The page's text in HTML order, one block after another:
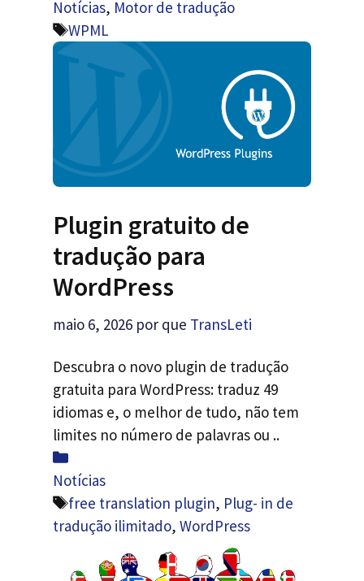
Notícias, Motor de tradução
Etiquetas
WPML
Plugin gratuito de
tradução para
WordPress
maio 6, 2026 por que TransLeti
Descubra o novo plugin de tradução
gratuita para WordPress: traduz 49
idiomas e, o melhor de tudo, não tem
limites no número de palavras ou ..
Categorias
Notícias
Etiquetas
free translation plugin, Plug- in de
tradução ilimitado, WordPress